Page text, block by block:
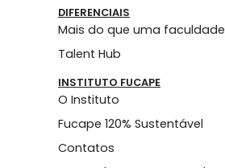
DIFERENCIAIS
Mais do que uma faculdade
Talent Hub
INSTITUTO FUCAPE
O Instituto
Fucape 120% Sustentável
Contatos